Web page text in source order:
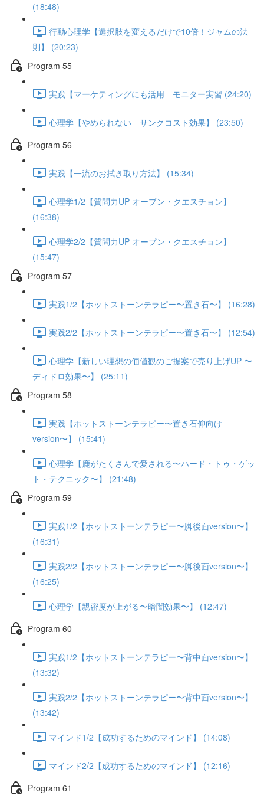
(18:48)
行動心理学【選択肢を変えるだけで10倍！ジャムの法
則】 (20:23)
Program 55
実践【マーケティングにも活用 モニター実習 (24:20)
心理学【やめられない サンクコスト効果】 (23:50)
Program 56
実践【一流のお拭き取り方法】 (15:34)
心理学1/2【質問力UP オープン・クエスチョン】
(16:38)
心理学2/2【質問力UP オープン・クエスチョン】
(15:47)
Program 57
実践1/2【ホットストーンテラピー〜置き石〜】 (16:28)
実践2/2【ホットストーンテラピー〜置き石〜】 (12:54)
心理学【新しい理想の価値観のご提案で売り上げUP 〜
ディドロ効果〜】 (25:11)
Program 58
実践【ホットストーンテラピー〜置き石仰向け
version〜】 (15:41)
心理学【鹿がたくさんで愛される〜ハード・トゥ・ゲッ
ト・テクニック〜】 (21:48)
Program 59
実践1/2【ホットストーンテラピー〜脚後面version〜】
(16:31)
実践2/2【ホットストーンテラピー〜脚後面version〜】
(16:25)
心理学【親密度が上がる〜暗闇効果〜】 (12:47)
Program 60
実践1/2【ホットストーンテラピー〜背中面version〜】
(13:32)
実践2/2【ホットストーンテラピー〜背中面version〜】
(13:42)
マインド1/2【成功するためのマインド】 (14:08)
マインド2/2【成功するためのマインド】 (12:16)
Program 61